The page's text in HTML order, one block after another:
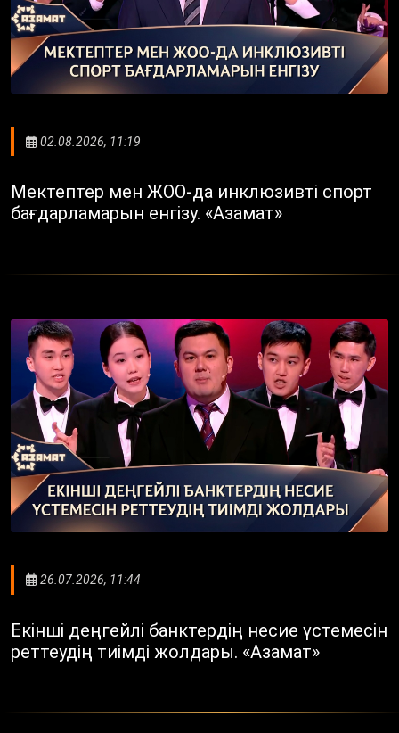
02.08.2026, 11:19
Мектептер мен ЖОО-да инклюзивті спорт
бағдарламарын енгізу. «Азамат»
26.07.2026, 11:44
Екінші деңгейлі банктердің несие үстемесін
реттеудің тиімді жолдары. «Азамат»